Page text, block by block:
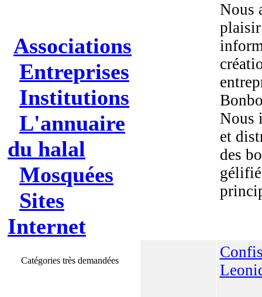
Associations
Entreprises
Institutions
L'annuaire
du halal
Mosquées
Sites
Internet
Catégories très demandées
Nous
Nous
et
des